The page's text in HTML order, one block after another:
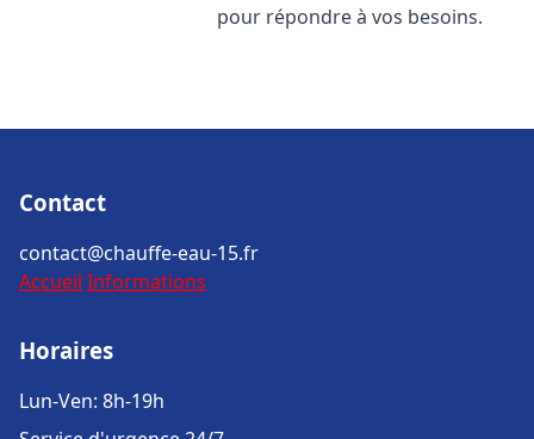
pour répondre à vos besoins.
Contact
contact@chauffe-eau-15.fr
Accueil Informations
Horaires
Lun-Ven: 8h-19h